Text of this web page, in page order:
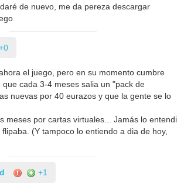
de nuevo, me da pereza descargar
el juego, pero en su momento cumbre
cada 3-4 meses salia un "pack de
nuevas por 40 eurazos y que la gente se lo
meses por cartas virtuales... Jamás lo entendi
(Y tampoco lo entiendo a dia de hoy,
+1